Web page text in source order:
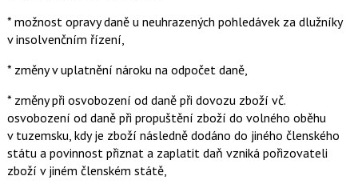
* možnost opravy daně u neuhrazených pohledávek za dlužníky
v insolvenčním řízení,
* změny v uplatnění nároku na odpočet daně,
* změny při osvobození od daně při dovozu zboží vč.
osvobození od daně při propuštění zboží do volného oběhu
v tuzemsku, kdy je zboží následně dodáno do jiného členského
státu a povinnost přiznat a zaplatit daň vzniká pořizovateli
zboží v jiném členském státě,